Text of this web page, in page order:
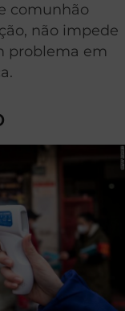
comunhão
não impede
problema em